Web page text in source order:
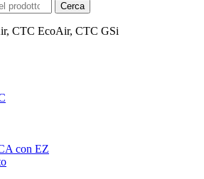
Cerca
CTC EcoAir, CTC GSi
con EZ